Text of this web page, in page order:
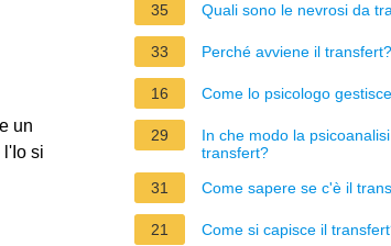
un
si
35 Quali sono le nevrosi da
33 Perché avviene il transfert?
16 Come lo psicologo
29
In che modo la
transfert?
31
Come sapere se c'è il
21 Come si capisce il